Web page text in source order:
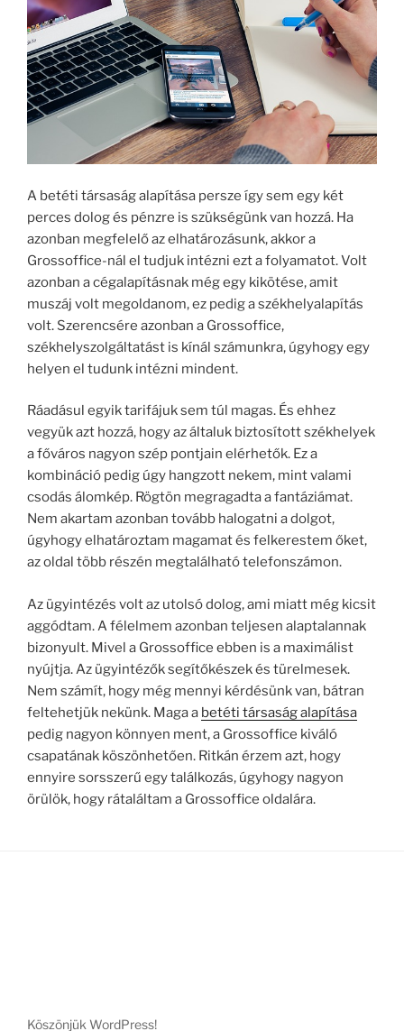
A betéti társaság alapítása persze így sem egy két
perces dolog és pénzre is szükségünk van hozzá. Ha
azonban megfelelő az elhatározásunk, akkor a
Grossoffice-nál el tudjuk intézni ezt a folyamatot. Volt
azonban a cégalapításnak még egy kikötése, amit
muszáj volt megoldanom, ez pedig a székhelyalapítás
volt. Szerencsére azonban a Grossoffice,
székhelyszolgáltatást is kínál számunkra, úgyhogy egy
helyen el tudunk intézni mindent.
Ráadásul egyik tarifájuk sem túl magas. És ehhez
vegyük azt hozzá, hogy az általuk biztosított székhelyek
a főváros nagyon szép pontjain elérhetők. Ez a
kombináció pedig úgy hangzott nekem, mint valami
csodás álomkép. Rögtön megragadta a fantáziámat.
Nem akartam azonban tovább halogatni a dolgot,
úgyhogy elhatároztam magamat és felkerestem őket,
az oldal több részén megtalálható telefonszámon.
Az ügyintézés volt az utolsó dolog, ami miatt még kicsit
aggódtam. A félelmem azonban teljesen alaptalannak
bizonyult. Mivel a Grossoffice ebben is a maximálist
nyújtja. Az ügyintézők segítőkészek és türelmesek.
Nem számít, hogy még mennyi kérdésünk van, bátran
feltehetjük nekünk. Maga a betéti társaság alapítása
pedig nagyon könnyen ment, a Grossoffice kiváló
csapatának köszönhetően. Ritkán érzem azt, hogy
ennyire sorsszerű egy találkozás, úgyhogy nagyon
örülök, hogy rátaláltam a Grossoffice oldalára.
Köszönjük WordPress!